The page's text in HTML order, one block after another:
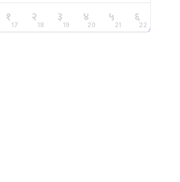
१17 २18 ३19 ४20 ५21 ६22